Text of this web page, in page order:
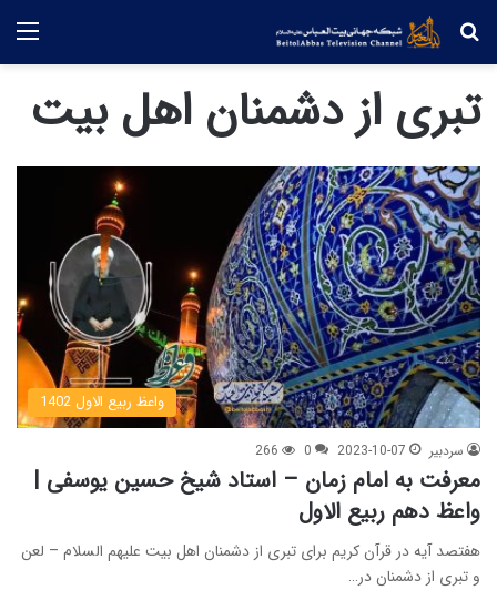
جستجو
تبری از دشمنان اهل بیت
واعظ ربیع الاول 1402
سردبیر 2023-10-07
0
266
معرفت به امام زمان – استاد شیخ حسین یوسفی |
واعظ دهم ربیع الاول
هفتصد آیه در قرآن کریم برای تبری از دشمنان اهل بیت علیهم السلام – لعن
و تبری از دشمنان در…